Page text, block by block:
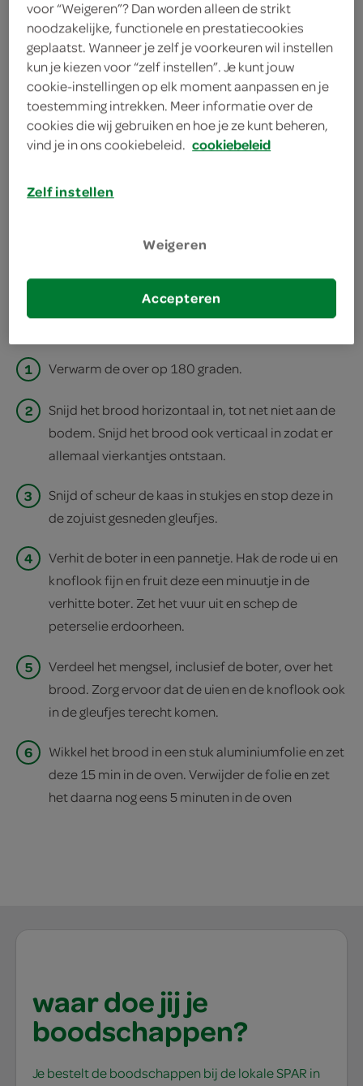
150 gram plakken Sparwoudse
kaas
1 landbol (ongesneden)
kies je winkel
bereiden
deel op twitter
deel op facebook
1 Verwarm de over op 180 graden.
2
Snijd het brood horizontaal in, tot net niet aan de
bodem. Snijd het brood ook verticaal in zodat er
allemaal vierkantjes ontstaan.
3
Snijd of scheur de kaas in stukjes en stop deze in
de zojuist gesneden gleufjes.
4
Verhit de boter in een pannetje. Hak de rode ui en
knoflook fijn en fruit deze een minuutje in de
verhitte boter. Zet het vuur uit en schep de
peterselie erdoorheen.
5
Verdeel het mengsel, inclusief de boter, over het
brood. Zorg ervoor dat de uien en de knoflook ook
in de gleufjes terecht komen.
6
Wikkel het brood in een stuk aluminiumfolie en zet
deze 15 min in de oven. Verwijder de folie en zet
het daarna nog eens 5 minuten in de oven
waar doe jij je
boodschappen?
Je bestelt de boodschappen bij de lokale SPAR in
voor “Weigeren”? Dan worden alleen de strikt
noodzakelijke, functionele en prestatiecookies
geplaatst. Wanneer je zelf je voorkeuren wil instellen
kun je kiezen voor “zelf instellen”. Je kunt jouw
cookie-instellingen op elk moment aanpassen en je
toestemming intrekken. Meer informatie over de
cookies die wij gebruiken en hoe je ze kunt beheren,
vind je in ons cookiebeleid. cookiebeleid
Zelf instellen
Weigeren
Accepteren